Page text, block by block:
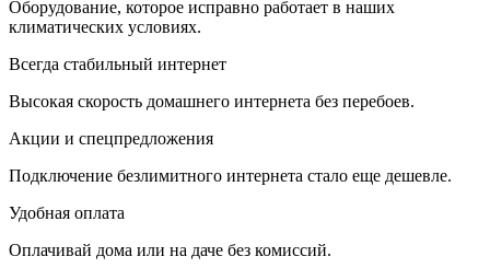
Оборудование, которое исправно работает в наших
климатических условиях.
Всегда стабильный интернет
Высокая скорость домашнего интернета без перебоев.
Акции и спецпредложения
Подключение безлимитного интернета стало еще дешевле.
Удобная оплата
Оплачивай дома или на даче без комиссий.